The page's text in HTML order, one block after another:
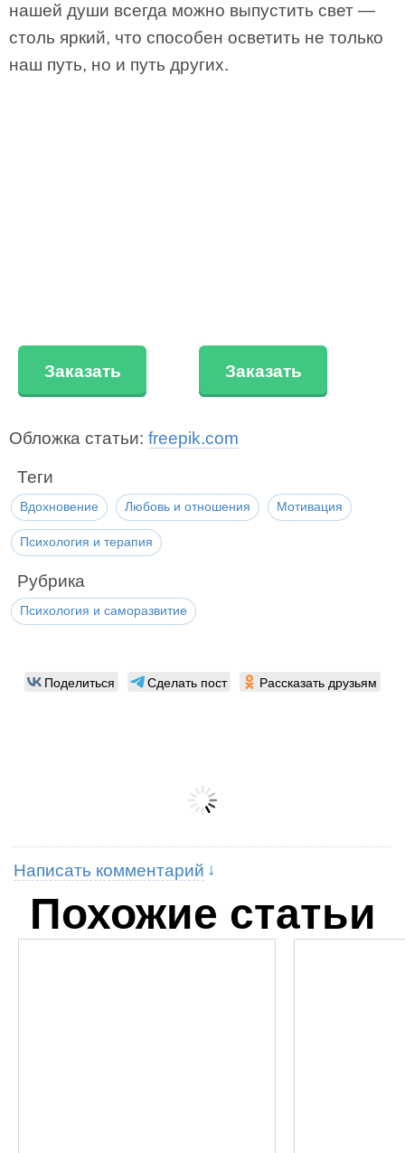
нашей души всегда можно выпустить свет —
столь яркий, что способен осветить не только
наш путь, но и путь других.
Заказать Заказать
Обложка статьи: freepik.com
Теги
Вдохновение Любовь и отношения Мотивация
Психология и терапия
Рубрика
Психология и саморазвитие
Поделиться Сделать пост Рассказать друзьям
Написать комментарий
Похожие статьи